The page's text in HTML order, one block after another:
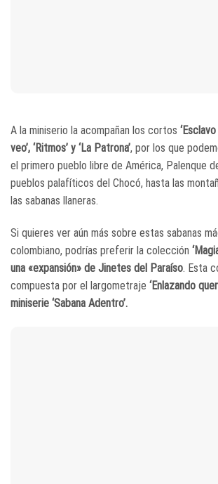
A la miniserio la acompañan los cortos
veo’, ‘Ritmos’ y ‘La Patrona’, por los que
el primero pueblo libre de América, Palenque
pueblos palafíticos del Chocó, hasta las
las sabanas llaneras.
Si quieres ver aún más sobre estas sabanas
colombiano, podrías preferir la colección
una «expansión» de Jinetes del Paraíso. Esta
compuesta por el largometraje ‘Enlazando
miniserie ‘Sabana Adentro’.